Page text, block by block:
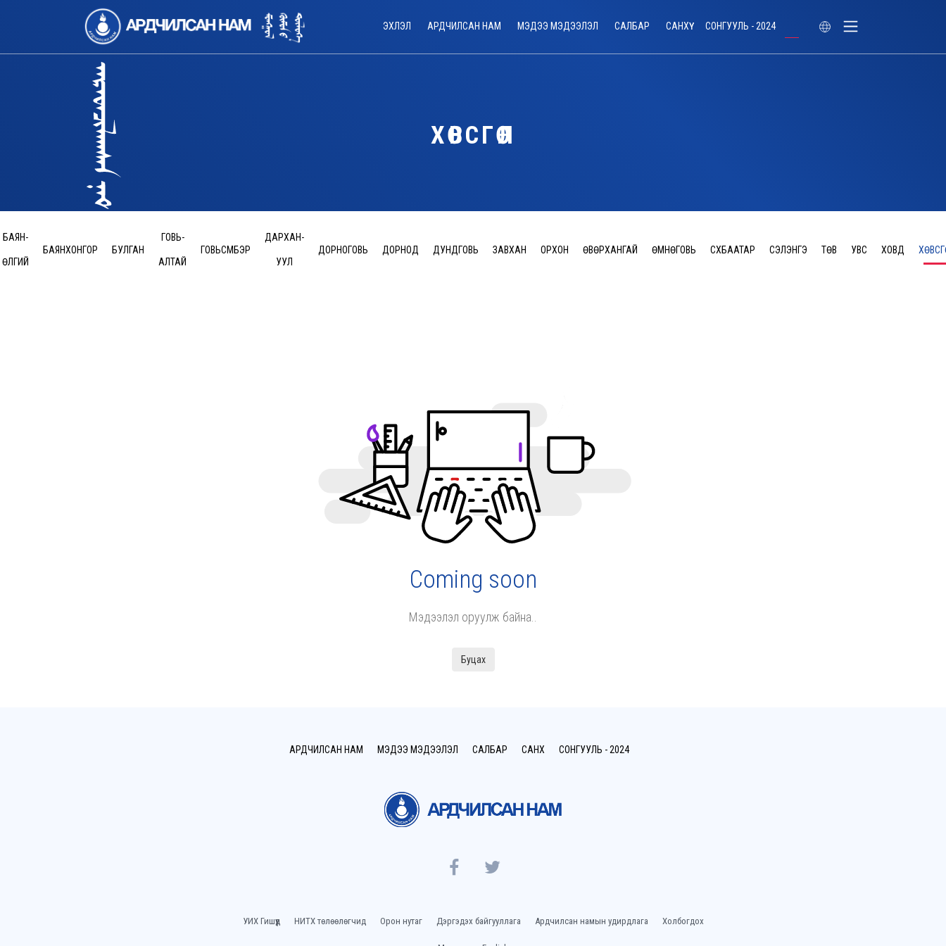
ЭХЛЭЛ АРДЧИЛСАН НАМ МЭДЭЭ МЭДЭЭЛЭЛ САЛБАР САНХҮҮ СОНГУУЛЬ - 2024
ХӨВСГӨЛ
БАЯН-
ӨЛГИЙ
БАЯНХОНГОР БУЛГАН
ГОВЬ-
АЛТАЙ
ГОВЬСҮМБЭР
ДАРХАН-
УУЛ
ДОРНОГОВЬ ДОРНОД ДУНДГОВЬ ЗАВХАН ОРХОН ӨВӨРХАНГАЙ ӨМНӨГОВЬ СҮХБААТАР СЭЛЭНГЭ ТӨВ УВС ХОВД
Coming soon
Мэдээлэл оруулж байна..
Буцах
АРДЧИЛСАН НАМ МЭДЭЭ МЭДЭЭЛЭЛ САЛБАР САНХҮҮ СОНГУУЛЬ - 2024
УИХ Гишүүд НИТХ төлөөлөгчид Орон нутаг Дэргэдэх байгууллага Ардчилсан намын удирдлага Холбогдох